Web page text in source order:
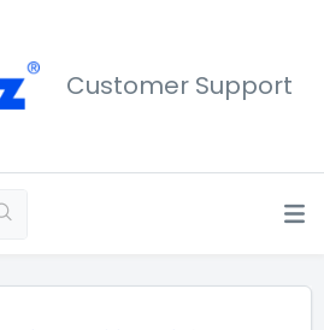
Customer Support